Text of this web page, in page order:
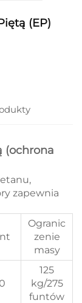
(EP)
(ochrona
zapewnia
Ogranic
zenie
masy
125
kg/275
funtów